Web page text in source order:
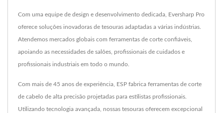
Com uma equipe de design e desenvolvimento dedicada, Eversharp Pro
oferece soluções inovadoras de tesouras adaptadas a várias indústrias.
Atendemos mercados globais com ferramentas de corte confiáveis,
apoiando as necessidades de salões, profissionais de cuidados e
profissionais industriais em todo o mundo.
Com mais de 45 anos de experiência, ESP fabrica ferramentas de corte
de cabelo de alta precisão projetadas para estilistas profissionais.
Utilizando tecnologia avançada, nossas tesouras oferecem excepcional